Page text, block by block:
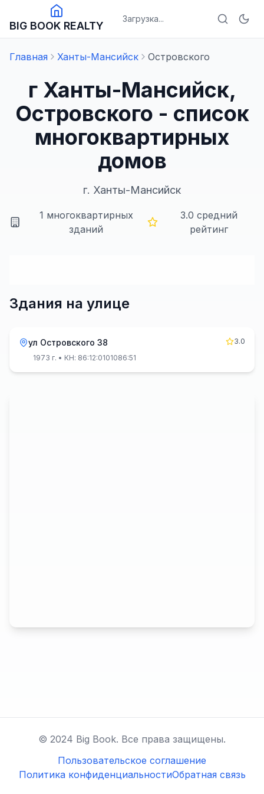
BIG BOOK REALTY
Загрузка...
Главная Ханты-Мансийск Островского
г Ханты-Мансийск,
Островского - список
многоквартирных
домов
г. Ханты-Мансийск
1 многоквартирных
зданий
3.0 средний
рейтинг
Здания на улице
ул Островского 38
3.0
1973 г. • КН: 86:12:0101086:51
© 2024 Big Book. Все права защищены.
Пользовательское соглашение
Политика конфиденциальностиОбратная связь